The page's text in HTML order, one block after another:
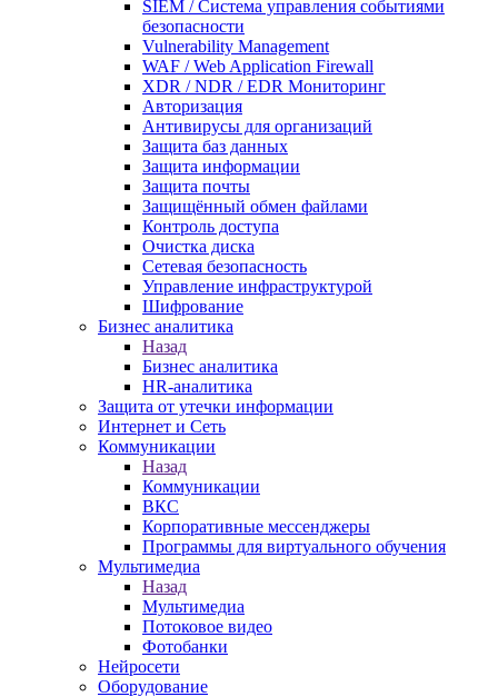
SIEM / Система управления событиями
безопасности
Vulnerability Management
WAF / Web Application Firewall
XDR / NDR / EDR Мониторинг
Авторизация
Антивирусы для организаций
Защита баз данных
Защита информации
Защита почты
Защищённый обмен файлами
Контроль доступа
Очистка диска
Сетевая безопасность
Управление инфраструктурой
Шифрование
Бизнес аналитика
Назад
Бизнес аналитика
HR-аналитика
Защита от утечки информации
Интернет и Сеть
Коммуникации
Назад
Коммуникации
ВКС
Корпоративные мессенджеры
Программы для виртуального обучения
Мультимедиа
Назад
Мультимедиа
Потоковое видео
Фотобанки
Нейросети
Оборудование